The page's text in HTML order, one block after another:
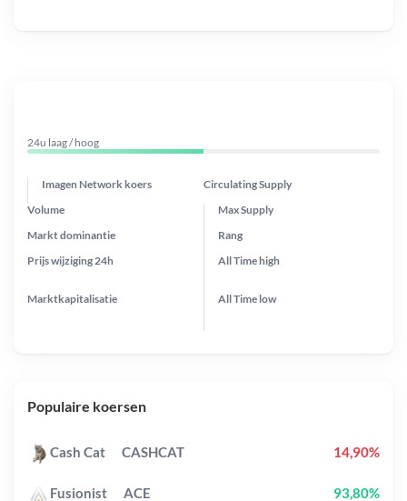
24u laag / hoog
Imagen Network koers Circulating Supply
Prijs wijziging 24h
Max Supply
Markt dominantie
Marktkapitalisatie
Volume
Rang
All Timehigh
All Time low
Populaire koersen
Cash Cat CASHCAT 14,90%
Fusionist ACE 93,80%